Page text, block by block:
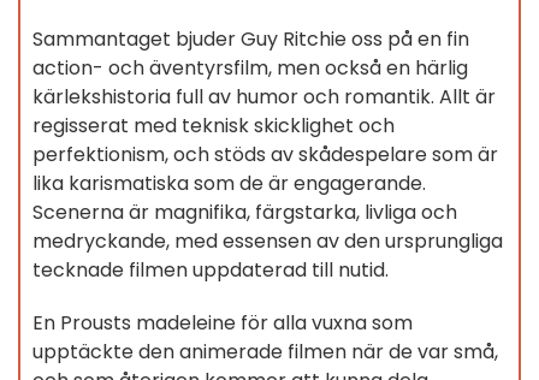
Sammantaget bjuder Guy Ritchie oss på en fin
action- och äventyrsfilm, men också en härlig
kärlekshistoria full av humor och romantik. Allt är
regisserat med teknisk skicklighet och
perfektionism, och stöds av skådespelare som är
lika karismatiska som de är engagerande.
Scenerna är magnifika, färgstarka, livliga och
medryckande, med essensen av den ursprungliga
tecknade filmen uppdaterad till nutid.
En Prousts madeleine för alla vuxna som
upptäckte den animerade filmen när de var små,